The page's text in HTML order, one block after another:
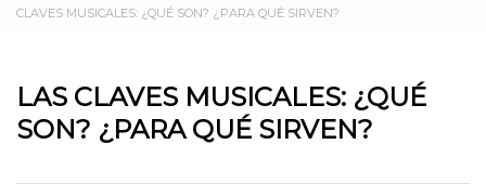
CLAVES MUSICALES: ¿QUÉ SON? ¿PARA QUÉ SIRVEN?
LAS CLAVES MUSICALES: ¿QUÉ
SON? ¿PARA QUÉ SIRVEN?